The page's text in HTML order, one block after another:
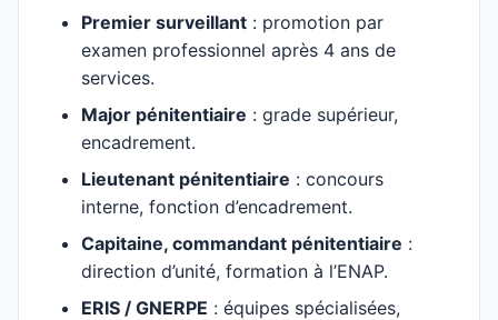
Premier surveillant : promotion par
examen professionnel après 4 ans de
services.
Major pénitentiaire : grade supérieur,
encadrement.
Lieutenant pénitentiaire : concours
interne, fonction d’encadrement.
Capitaine, commandant pénitentiaire :
direction d’unité, formation à l’ENAP.
ERIS / GNERPE : équipes spécialisées,